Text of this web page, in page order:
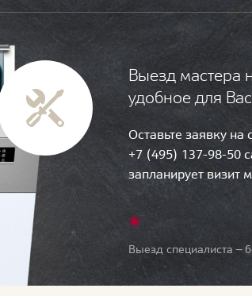
Выезд мастера
удобное для
Оставьте заявку
+7 (495) 137-98-50
запланирует визит
Выезд специалиста —